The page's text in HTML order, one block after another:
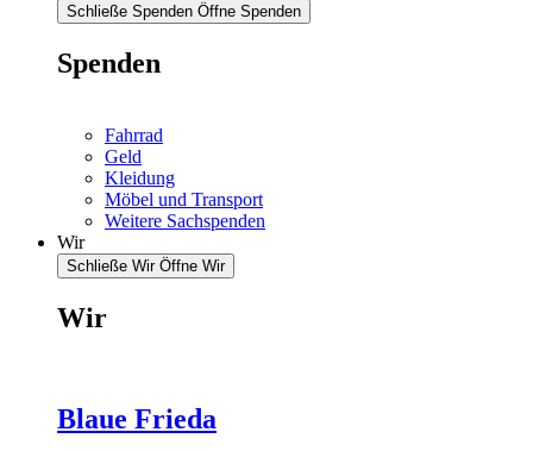
Schließe Spenden Öffne Spenden
Spenden
Fahrrad
Geld
Kleidung
Möbel und Transport
Weitere Sachspenden
Wir
Schließe Wir Öffne Wir
Wir
Blaue Frieda